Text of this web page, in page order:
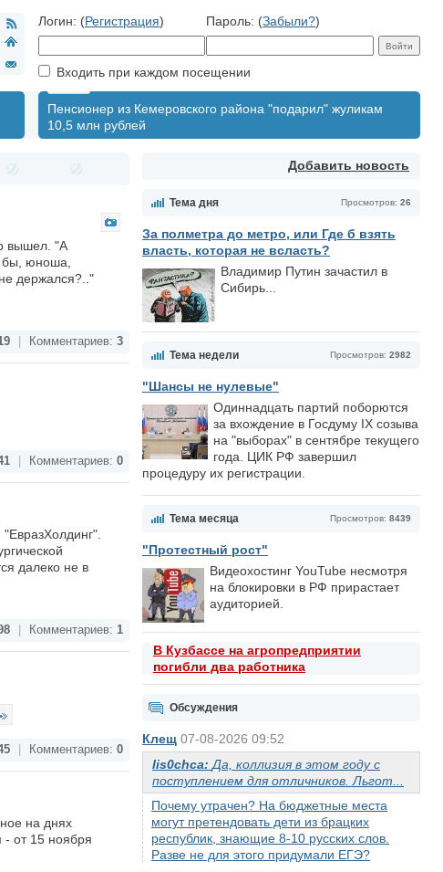
Логин: (Регистрация) Пароль: (Забыли?)
Входить при каждом посещении
Пенсионер из Кемеровского района "подарил" жуликам
10,5 млн рублей
Добавить новость
Просмотров: 26
Тема дня
За полметра до метро, или Где б взять
власть, которая не всласть?
Владимир Путин зачастил в
Сибирь...
Просмотров: 2982
Тема недели
"Шансы не нулевые"
Одиннадцать партий поборются
за вхождение в Госдуму IX созыва
на "выборах" в сентябре текущего
года. ЦИК РФ завершил
процедуру их регистрации.
Просмотров: 8439
Тема месяца
"Протестный рост"
Видеохостинг YouTube несмотря
на блокировки в РФ прирастает
аудиторией.
В Кузбассе на агропредприятии
погибли два работника
Обсуждения
Клещ 07-08-2026 09:52
lis0chca: Да, коллизия в этом году с
поступлением для отличников. Льгот...
Почему утрачен? На бюджетные места
могут претендовать дети из брацких
республик, знающие 8-10 русских слов.
Разве не для этого придумали ЕГЭ?
вышел. "А
бы, юноша,
держался?.."
Комментариев: 3
Комментариев: 0
далеко не в
Комментариев: 1
Комментариев: 0
на днях
- от 15 ноября